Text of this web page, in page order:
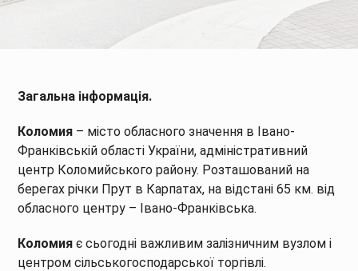
Загальна інформація.
Коломия – місто обласного значення в Івано-
Франківській області України, адміністративний
центр Коломийського району. Розташований на
берегах річки Прут в Карпатах, на відстані 65 км. від
обласного центру – Івано-Франківська.
Коломия є сьогодні важливим залізничним вузлом і
центром сільськогосподарської торгівлі.